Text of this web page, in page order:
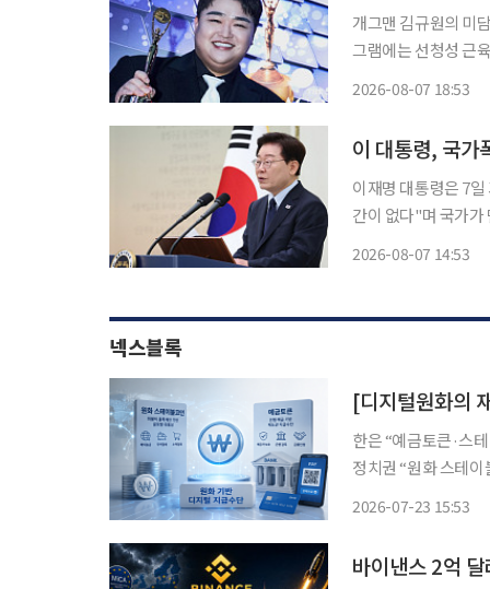
개그맨 김규원의 미담이 많은 이들
그램에는 선청성 근육
2026-08-07 18:53
이 대통령, 국
이재명 대통령은 7
간이 없다"며 국가가
2026-08-07 14:53
넥스블록
한은 “예금토큰·스
정치권 “원화 스테
2026-07-23 15:53
바이낸스 2억